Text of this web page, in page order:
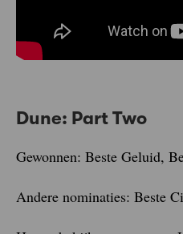
Dune: Part Two
Gewonnen: Beste Geluid,
Andere nominaties: Beste